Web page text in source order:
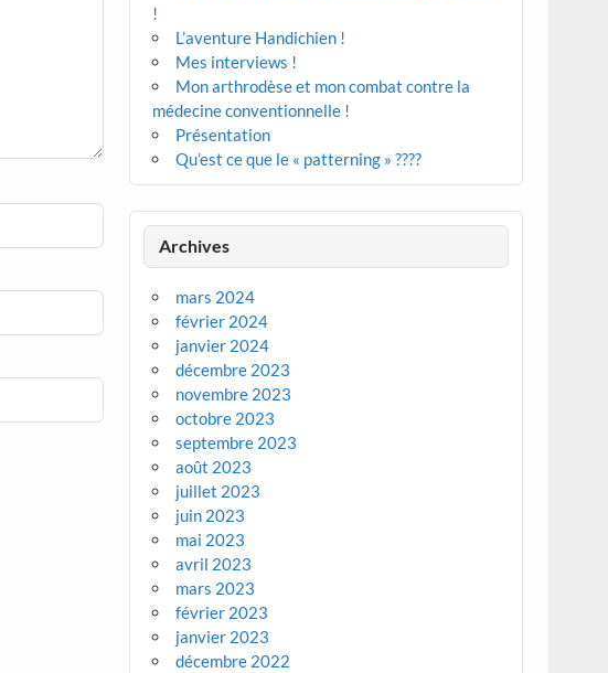
!
L’aventure Handichien !
Mes interviews !
Mon arthrodèse et mon combat contre la
médecine conventionnelle !
Présentation
Qu’est ce que le « patterning » ????
Archives
mars 2024
février 2024
janvier 2024
décembre 2023
novembre 2023
octobre 2023
septembre 2023
août 2023
juillet 2023
juin 2023
mai 2023
avril 2023
mars 2023
février 2023
janvier 2023
décembre 2022